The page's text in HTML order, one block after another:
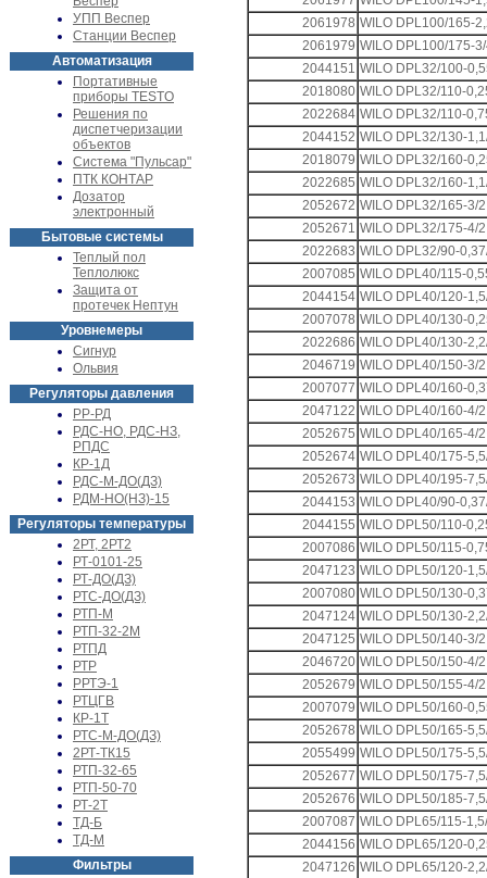
УПП Веспер
Станции Веспер
Автоматизация
Портативные
приборы TESTO
Решения по
диспетчеризации
объектов
Система "Пульсар"
ПТК КОНТАР
Дозатор
электронный
Бытовые системы
Теплый пол
Теплолюкс
Защита от
протечек Нептун
Уровнемеры
Сигнур
Ольвия
Регуляторы давления
РР-РД
РДС-НО, РДС-НЗ,
РПДС
КР-1Д
РДС-М-ДО(ДЗ)
РДМ-НО(НЗ)-15
Регуляторы температуры
2РТ, 2РТ2
РТ-0101-25
РТ-ДО(ДЗ)
РТС-ДО(ДЗ)
РТП-М
РТП-32-2М
РТПД
РТР
РРТЭ-1
РТЦГВ
КР-1Т
РТС-М-ДО(ДЗ)
2РТ-ТК15
РТП-32-65
РТП-50-70
РТ-2Т
ТД-Б
ТД-М
Фильтры
2061978 WILO DPL100/165-
2061979 WILO DPL100/175-
2044151 WILO DPL32/100-
2018080 WILO DPL32/110-
2022684 WILO DPL32/110-
2044152 WILO DPL32/130-
2018079 WILO DPL32/160-
2022685 WILO DPL32/160-
2052672 WILO DPL32/165-3/2
2052671 WILO DPL32/175-4/2
2022683 WILO DPL32/90-
2007085 WILO DPL40/115-
2044154 WILO DPL40/120-
2007078 WILO DPL40/130-
2022686 WILO DPL40/130-
2046719 WILO DPL40/150-3/2
2007077 WILO DPL40/160-
2047122 WILO DPL40/160-4/2
2052675 WILO DPL40/165-4/2
2052674 WILO DPL40/175-
2052673 WILO DPL40/195-
2044153 WILO DPL40/90-
2044155 WILO DPL50/110-
2007086 WILO DPL50/115-
2047123 WILO DPL50/120-
2007080 WILO DPL50/130-
2047124 WILO DPL50/130-
2047125 WILO DPL50/140-3/2
2046720 WILO DPL50/150-4/2
2052679 WILO DPL50/155-4/2
2007079 WILO DPL50/160-
2052678 WILO DPL50/165-
2055499 WILO DPL50/175-
2052677 WILO DPL50/175-
2052676 WILO DPL50/185-
2007087 WILO DPL65/115-
2044156 WILO DPL65/120-
2047126 WILO DPL65/120-